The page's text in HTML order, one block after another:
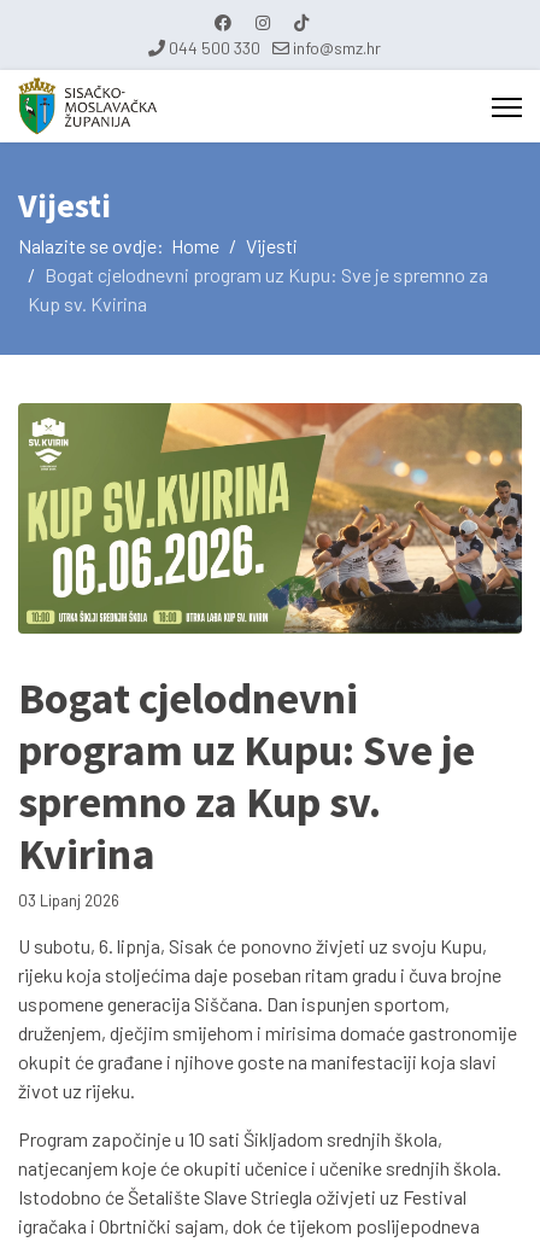
044 500 330 info@smz.hr
Vijesti
Nalazite se ovdje: Home
Vijesti
Bogat cjelodnevni program uz Kupu: Sve je spremno za
Kup sv. Kvirina
Bogat cjelodnevni
program uz Kupu: Sve je
spremno za Kup sv.
Kvirina
03 Lipanj 2026
U subotu, 6. lipnja, Sisak će ponovno živjeti uz svoju Kupu,
rijeku koja stoljećima daje poseban ritam gradu i čuva brojne
uspomene generacija Siščana. Dan ispunjen sportom,
druženjem, dječjim smijehom i mirisima domaće gastronomije
okupit će građane i njihove goste na manifestaciji koja slavi
život uz rijeku.
Program započinje u 10 sati Šikljadom srednjih škola,
natjecanjem koje će okupiti učenice i učenike srednjih škola.
Istodobno će Šetalište Slave Striegla oživjeti uz Festival
igračaka i Obrtnički sajam, dok će tijekom poslijepodneva